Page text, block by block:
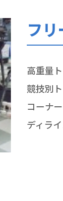
フ
高重量
競技別
コーナ
ディラ